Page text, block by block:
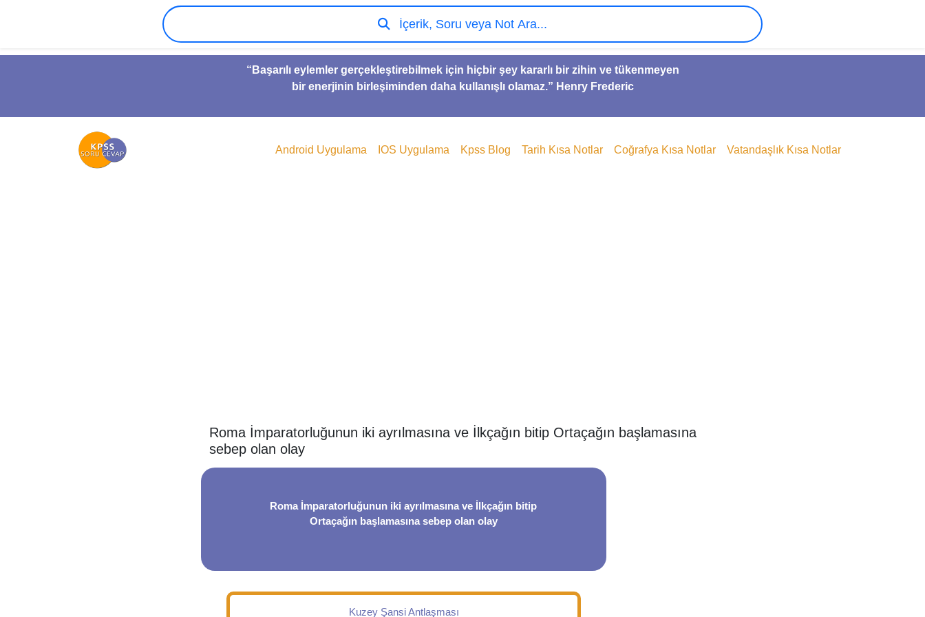
“Başarılı eylemler gerçekleştirebilmek için hiçbir şey kararlı bir zihin ve tükenmeyen
bir enerjinin birleşiminden daha kullanışlı olamaz.” Henry Frederic
İçerik, Soru veya Not Ara...
Android Uygulama IOS Uygulama Kpss Blog Tarih Kısa Notlar Coğrafya Kısa Notlar Vatandaşlık Kısa Notlar
Roma İmparatorluğunun iki ayrılmasına ve İlkçağın bitip Ortaçağın başlamasına
sebep olan olay
Roma İmparatorluğunun iki ayrılmasına ve İlkçağın bitip
Ortaçağın başlamasına sebep olan olay
Kuzey Şansi Antlaşması